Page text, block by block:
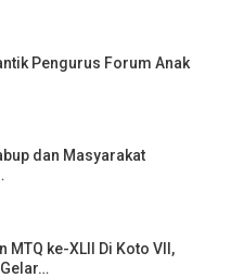
Pengurus Forum Anak
dan Masyarakat
MTQ ke-XLII Di Koto VII,